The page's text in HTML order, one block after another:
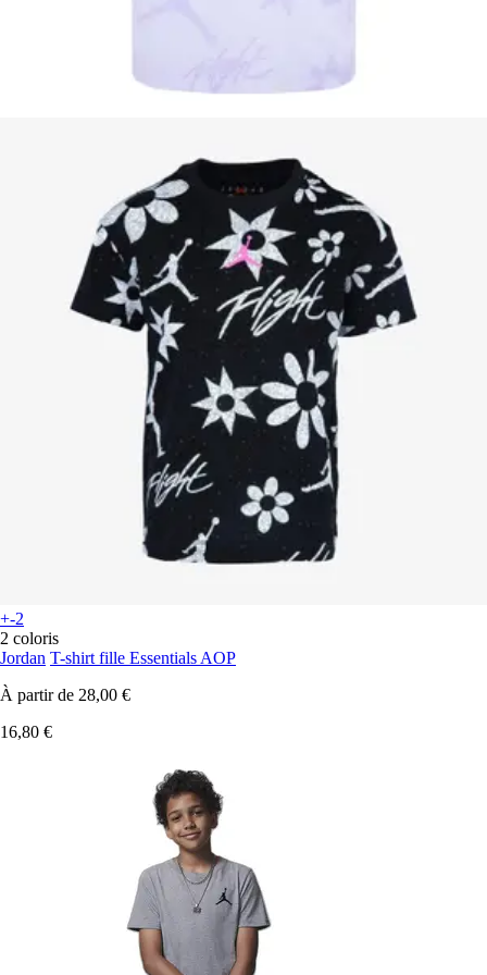
+-2
2 coloris
Jordan T-shirt fille Essentials AOP
À partir de 28,00 €
16,80 €